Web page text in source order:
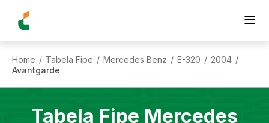
Home / Tabela Fipe / Mercedes Benz / E-320 / 2004 /
Avantgarde
Tabela Fipe Mercedes